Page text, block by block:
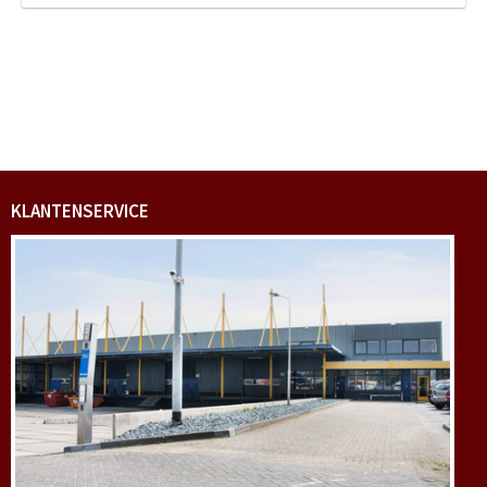
KLANTENSERVICE